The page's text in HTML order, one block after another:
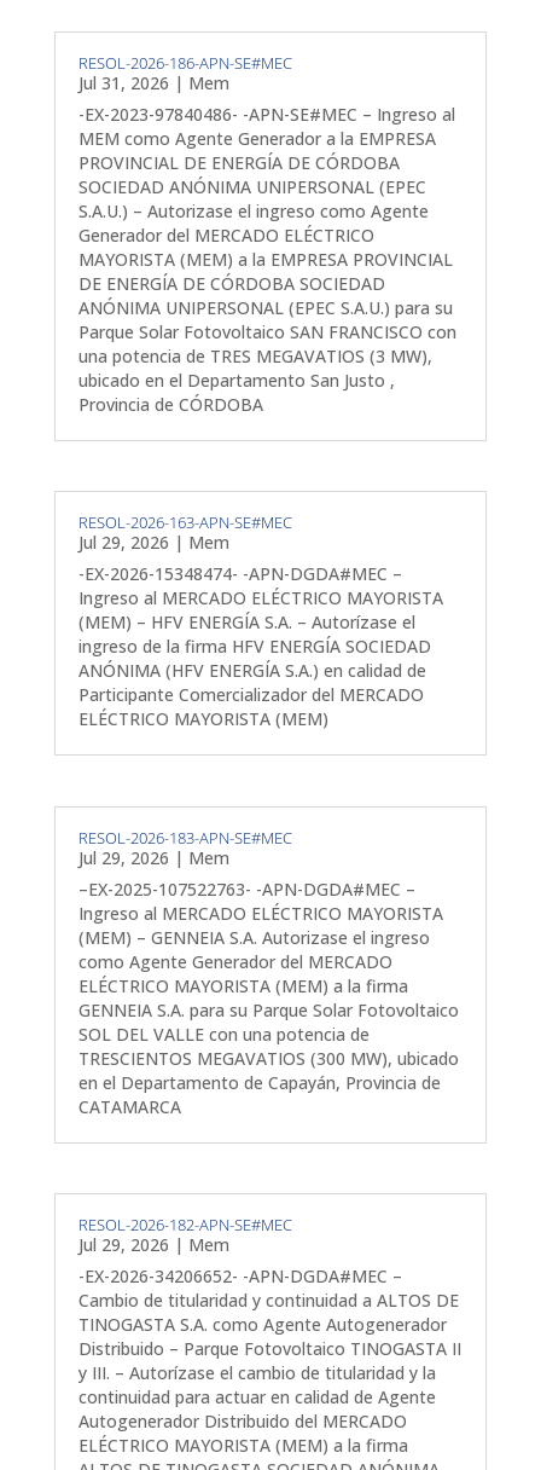
RESOL-2026-186-APN-SE#MEC
Jul 31, 2026 | Mem
-EX-2023-97840486- -APN-SE#MEC – Ingreso al
MEM como Agente Generador a la EMPRESA
PROVINCIAL DE ENERGÍA DE CÓRDOBA
SOCIEDAD ANÓNIMA UNIPERSONAL (EPEC
S.A.U.) – Autorizase el ingreso como Agente
Generador del MERCADO ELÉCTRICO
MAYORISTA (MEM) a la EMPRESA PROVINCIAL
DE ENERGÍA DE CÓRDOBA SOCIEDAD
ANÓNIMA UNIPERSONAL (EPEC S.A.U.) para su
Parque Solar Fotovoltaico SAN FRANCISCO con
una potencia de TRES MEGAVATIOS (3 MW),
ubicado en el Departamento San Justo ,
Provincia de CÓRDOBA
RESOL-2026-163-APN-SE#MEC
Jul 29, 2026 | Mem
-EX-2026-15348474- -APN-DGDA#MEC –
Ingreso al MERCADO ELÉCTRICO MAYORISTA
(MEM) – HFV ENERGÍA S.A. – Autorízase el
ingreso de la firma HFV ENERGÍA SOCIEDAD
ANÓNIMA (HFV ENERGÍA S.A.) en calidad de
Participante Comercializador del MERCADO
ELÉCTRICO MAYORISTA (MEM)
RESOL-2026-183-APN-SE#MEC
Jul 29, 2026 | Mem
–EX-2025-107522763- -APN-DGDA#MEC –
Ingreso al MERCADO ELÉCTRICO MAYORISTA
(MEM) – GENNEIA S.A. Autorizase el ingreso
como Agente Generador del MERCADO
ELÉCTRICO MAYORISTA (MEM) a la firma
GENNEIA S.A. para su Parque Solar Fotovoltaico
SOL DEL VALLE con una potencia de
TRESCIENTOS MEGAVATIOS (300 MW), ubicado
en el Departamento de Capayán, Provincia de
CATAMARCA
RESOL-2026-182-APN-SE#MEC
Jul 29, 2026 | Mem
-EX-2026-34206652- -APN-DGDA#MEC –
Cambio de titularidad y continuidad a ALTOS DE
TINOGASTA S.A. como Agente Autogenerador
Distribuido – Parque Fotovoltaico TINOGASTA II
y III. – Autorízase el cambio de titularidad y la
continuidad para actuar en calidad de Agente
Autogenerador Distribuido del MERCADO
ELÉCTRICO MAYORISTA (MEM) a la firma